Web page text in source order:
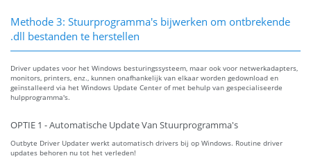
Methode 3: Stuurprogramma's bijwerken om ontbrekende
.dll bestanden te herstellen
Driver updates voor het Windows besturingssysteem, maar ook voor netwerkadapters,
monitors, printers, enz., kunnen onafhankelijk van elkaar worden gedownload en
geïnstalleerd via het Windows Update Center of met behulp van gespecialiseerde
hulpprogramma's.
OPTIE 1 - Automatische Update Van Stuurprogramma's
Outbyte Driver Updater werkt automatisch drivers bij op Windows. Routine driver
updates behoren nu tot het verleden!